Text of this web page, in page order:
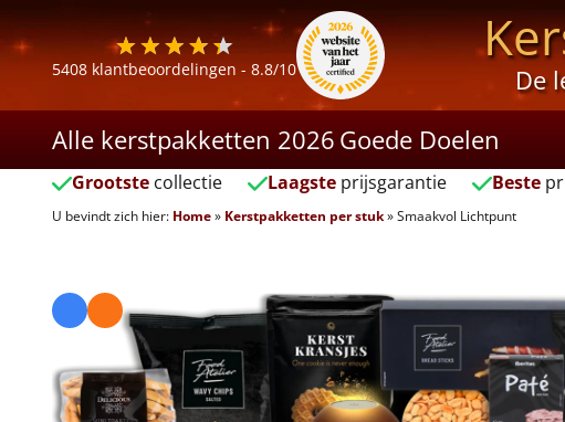
5408 klantbeoordelingen - 8.8/10
De
Alle kerstpakketten 2026 Goede Doelen
Grootste collectie Laagsteprijsgarantie Beste
U bevindt zich hier: Home» Kerstpakketten per stuk»Smaakvol Lichtpunt